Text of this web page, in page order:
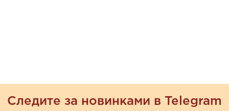
Следите за новинками в Telegram